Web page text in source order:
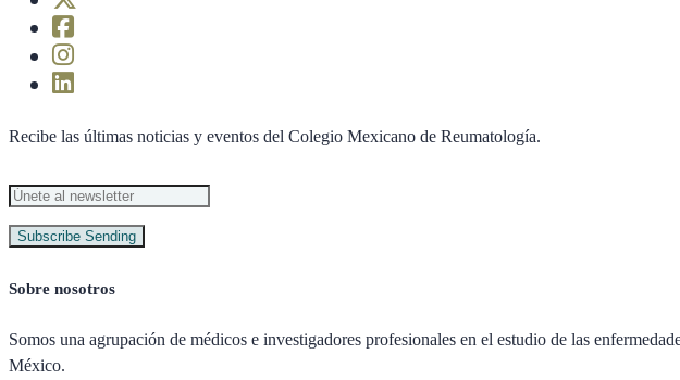
Recibe las últimas noticias y eventos del Colegio Mexicano de Reumatología.
Subscribe Sending
Sobre nosotros
Somos una agrupación de médicos e investigadores profesionales en el estudio de las
México.